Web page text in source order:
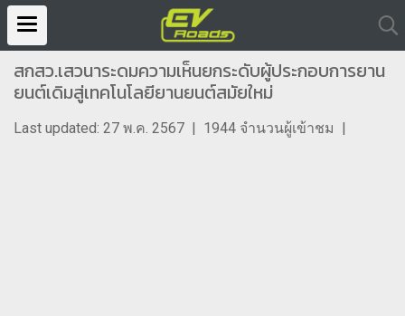
สกสว.เสวนาระดมความเห็นยกระดับผู้ประกอบการยาน
ยนต์เดิมสู่เทคโนโลยียานยนต์สมัยใหม่
Last updated: 27 พ.ค. 2567 | 1944 จำนวนผู้เข้าชม |